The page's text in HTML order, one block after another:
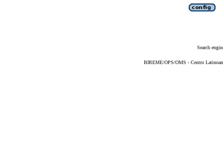
Search
BIREME/OPS/OMS - Centro